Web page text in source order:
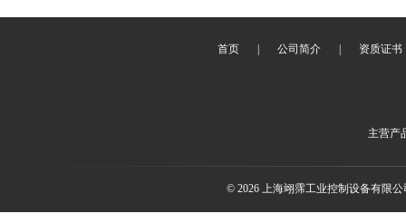
首页 公司简介 资质证书
主营产
© 2026 上海翊霈工业控制设备有限